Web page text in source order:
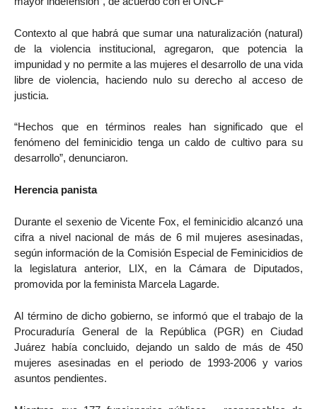
Contexto al que habrá que sumar una naturalización (natural)
de la violencia institucional, agregaron, que potencia la
impunidad y no permite a las mujeres el desarrollo de una vida
libre de violencia, haciendo nulo su derecho al acceso de
justicia.
“Hechos que en términos reales han significado que el
fenómeno del feminicidio tenga un caldo de cultivo para su
desarrollo”, denunciaron.
Herencia panista
Durante el sexenio de Vicente Fox, el feminicidio alcanzó una
cifra a nivel nacional de más de 6 mil mujeres asesinadas,
según información de la Comisión Especial de Feminicidios de
la legislatura anterior, LIX, en la Cámara de Diputados,
promovida por la feminista Marcela Lagarde.
Al término de dicho gobierno, se informó que el trabajo de la
Procuraduría General de la República (PGR) en Ciudad
Juárez había concluido, dejando un saldo de más de 450
mujeres asesinadas en el periodo de 1993-2006 y varios
asuntos pendientes.